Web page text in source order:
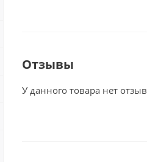
Отзывы
У данного товара нет